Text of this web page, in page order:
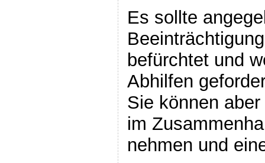
Es sollte
befürchtet und
Abhilfen
Sie können
im
nehmen und